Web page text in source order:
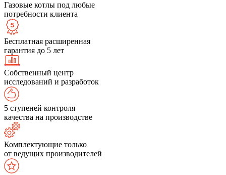
Газовые котлы под любые
потребности клиента
Бесплатная расширенная
гарантия до 5 лет
Собственный центр
исследований и разработок
5 ступеней контроля
качества на производстве
Комплектующие только
от ведущих производителей